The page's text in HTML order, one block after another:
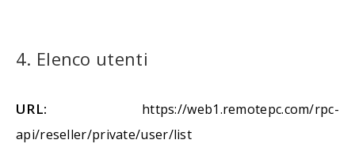
4. Elenco utenti
URL: https://web1.remotepc.com/rpc-
api/reseller/private/user/list